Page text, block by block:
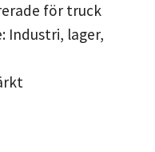
för truck
Industri, lager,